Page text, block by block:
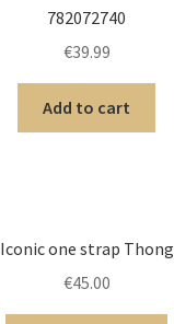
782072740
€39.99
Add to cart
Iconic one strap Thong
€45.00